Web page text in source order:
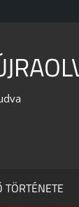
TÖRTÉNETE